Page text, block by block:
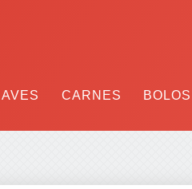
AVES CARNES BOLOS